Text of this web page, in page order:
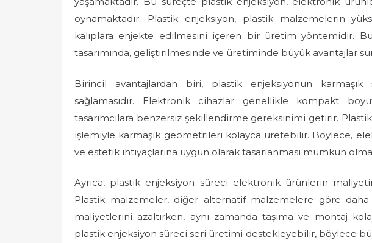
o
n
oynamaktadır. Plastik enjeksiyon, plastik malzemelerin
kalıplara enjekte edilmesini içeren bir üretim yöntemidir.
tasarımında, geliştirilmesinde ve üretiminde büyük avantajlar
Birincil avantajlardan biri, plastik enjeksiyonun
sağlamasıdır. Elektronik cihazlar genellikle kompakt
tasarımcılara benzersiz şekillendirme gereksinimi getirir.
işlemiyle karmaşık geometrileri kolayca üretebilir. Böylece,
ve estetik ihtiyaçlarına uygun olarak tasarlanması mümkün
Ayrıca, plastik enjeksiyon süreci elektronik ürünlerin
Plastik malzemeler, diğer alternatif malzemelere göre
maliyetlerini azaltırken, aynı zamanda taşıma ve montaj
plastik enjeksiyon süreci seri üretimi destekleyebilir, böylece